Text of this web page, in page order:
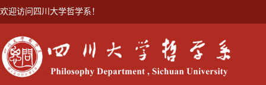
欢迎访问四川大学哲学系！